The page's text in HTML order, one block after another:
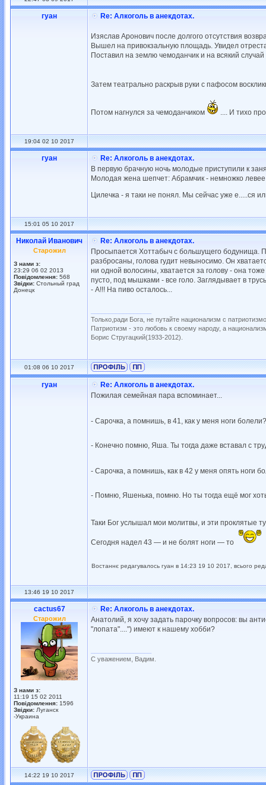
гуан Re: Алкоголь в анекдотах.
Изяслав Аронович после долгого отсутствия
Вышел на привокзальную площадь. Увидел
Поставил на землю чемоданчик и на всякий
Затем театрально раскрыв руки с пафосом
Потом нагнулся за чемоданчиком .... И тихо
19:04 02 10 2017
гуан
Re: Алкоголь в анекдотах.
В первую брачную ночь молодые приступили к
Молодая жена шепчет: Абрамчик - немножко левее,
Цилечка - я таки не понял. Мы сейчас уже е.....ся
15:01 05 10 2017
Николай Иванович
Старожил
З нами з:
23:29 06 02 2013
Повідомлення: 568
Звідки: Стольный град
Донецк
Re: Алкоголь в анекдотах.
Пpосыпается Хоттабыч с большyщего бодyнища.
pазбpосаны, голова гyдит невыносимо. Он
ни одной волосины, хватается за головy - она
пyсто, под мышками - все голо. Заглядывает в
- А!!! Hа пиво осталось...
Только,ради Бога, не путайте национализм с
Патриотизм - это любовь к своему народу, а
Борис Стругацкий(1933-2012).
01:08 06 10 2017
гуан
Re: Алкоголь в анекдотах.
Пожилая семейная пара вспоминает...
- Сарочка, а помнишь, в 41, как у меня ноги
- Конечно помню, Яша. Ты тогда даже вставал с
- Сарочка, а помнишь, как в 42 у меня опять ноги
- Помню, Яшенька, помню. Но ты тогда ещё мог
Таки Бог услышал мои молитвы, и эти проклятые
Сегодня надел 43 — и не болят ноги — то
Востаннє редагувалось гуан в 14:23 19 10 2017, всього
13:46 19 10 2017
cactus67
Старожил
З нами з:
11:19 15 02 2011
Повідомлення: 1596
Звідки: Луганск
-Украина
Re: Алкоголь в анекдотах.
Анатолий, я хочу задать парочку вопросов: вы
"лопата"....") имеют к нашему хобби?
С уважением, Вадим.
14:22 19 10 2017